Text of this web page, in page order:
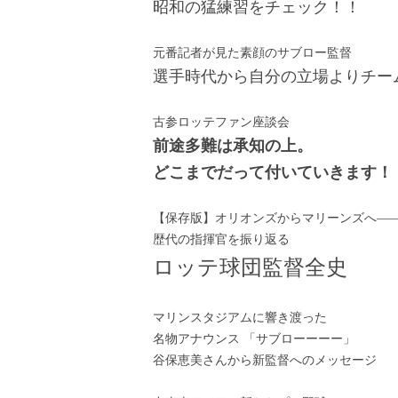
昭和の猛練習をチェック！！
元番記者が見た素顔のサブロー監督
選手時代から自分の立場よりチー
古参ロッテファン座談会
前途多難は承知の上。
どこまでだって付いていきます！
【保存版】オリオンズからマリーンズへ
歴代の指揮官を振り返る
ロッテ球団監督全史
マリンスタジアムに響き渡った
名物アナウンス 「サブローーーー」
谷保恵美さんから新監督へのメッセージ